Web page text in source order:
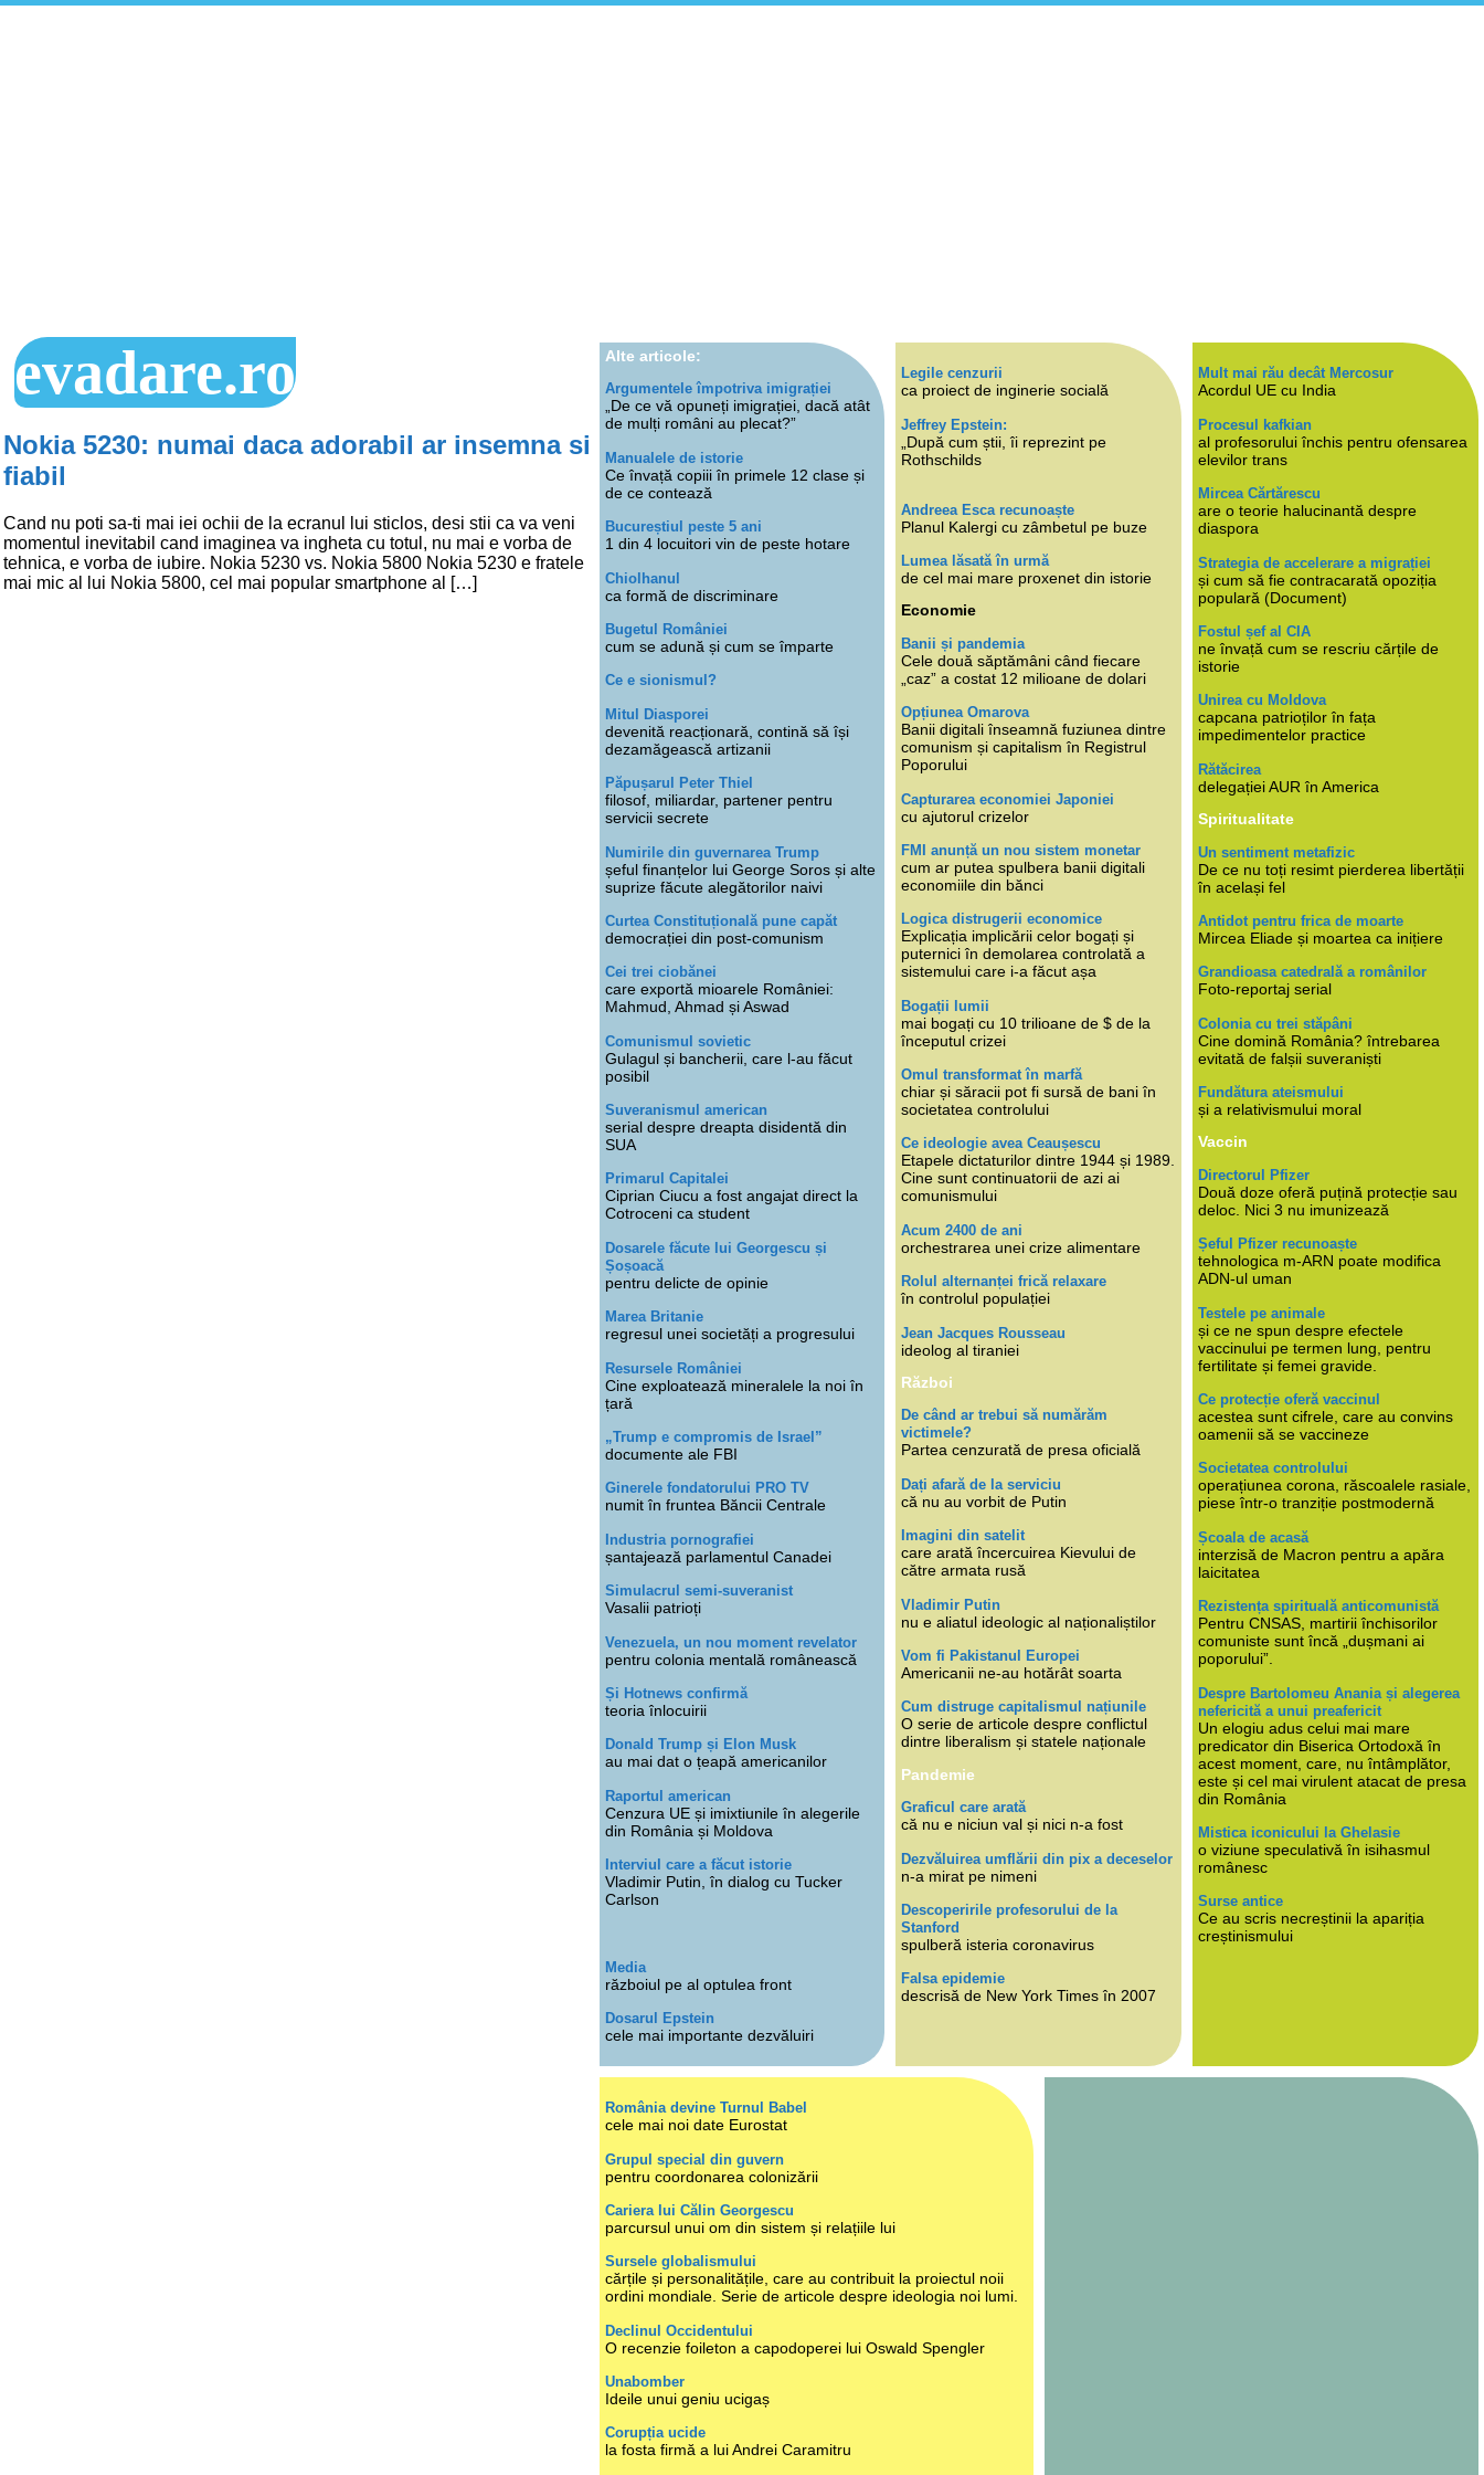
evadare.ro
Nokia 5230: numai daca adorabil ar insemna si
fiabil
Cand nu poti sa-ti mai iei ochii de la ecranul lui sticlos, desi stii ca va veni
momentul inevitabil cand imaginea va ingheta cu totul, nu mai e vorba de
tehnica, e vorba de iubire. Nokia 5230 vs. Nokia 5800 Nokia 5230 e fratele
mai mic al lui Nokia 5800, cel mai popular smartphone al […]
Alte articole:
Argumentele împotriva imigrației
„De ce vă opuneți imigrației, dacă atât
de mulți români au plecat?”
Manualele de istorie
Ce învață copiii în primele 12 clase și
de ce contează
Bucureștiul peste 5 ani
1 din 4 locuitori vin de peste hotare
Chiolhanul
ca formă de discriminare
Bugetul României
cum se adună și cum se împarte
Ce e sionismul?
Mitul Diasporei
devenită reacționară, contină să își
dezamăgească artizanii
Păpușarul Peter Thiel
filosof, miliardar, partener pentru
servicii secrete
Numirile din guvernarea Trump
șeful finanțelor lui George Soros și alte
suprize făcute alegătorilor naivi
Curtea Constituțională pune capăt
democrației din post-comunism
Cei trei ciobănei
care exportă mioarele României:
Mahmud, Ahmad și Aswad
Comunismul sovietic
Gulagul și bancherii, care l-au făcut
posibil
Suveranismul american
serial despre dreapta disidentă din
SUA
Primarul Capitalei
Ciprian Ciucu a fost angajat direct la
Cotroceni ca student
Dosarele făcute lui Georgescu și
Șoșoacă
pentru delicte de opinie
Marea Britanie
regresul unei societăți a progresului
Resursele României
Cine exploatează mineralele la noi în
țară
„Trump e compromis de Israel”
documente ale FBI
Ginerele fondatorului PRO TV
numit în fruntea Băncii Centrale
Industria pornografiei
șantajează parlamentul Canadei
Simulacrul semi-suveranist
Vasalii patrioți
Venezuela, un nou moment revelator
pentru colonia mentală românească
Și Hotnews confirmă
teoria înlocuirii
Donald Trump și Elon Musk
au mai dat o țeapă americanilor
Raportul american
Cenzura UE și imixtiunile în alegerile
din România și Moldova
Interviul care a făcut istorie
Vladimir Putin, în dialog cu Tucker
Carlson
Media
războiul pe al optulea front
Dosarul Epstein
cele mai importante dezvăluiri
Legile cenzurii
ca proiect de inginerie socială
Jeffrey Epstein:
„După cum știi, îi reprezint pe
Rothschilds
Andreea Esca recunoaște
Planul Kalergi cu zâmbetul pe buze
Lumea lăsată în urmă
de cel mai mare proxenet din istorie
Economie
Banii și pandemia
Cele două săptămâni când fiecare
„caz” a costat 12 milioane de dolari
Opțiunea Omarova
Banii digitali înseamnă fuziunea dintre
comunism și capitalism în Registrul
Poporului
Capturarea economiei Japoniei
cu ajutorul crizelor
FMI anunță un nou sistem monetar
cum ar putea spulbera banii digitali
economiile din bănci
Logica distrugerii economice
Explicația implicării celor bogați și
puternici în demolarea controlată a
sistemului care i-a făcut așa
Bogații lumii
mai bogați cu 10 trilioane de $ de la
începutul crizei
Omul transformat în marfă
chiar și săracii pot fi sursă de bani în
societatea controlului
Ce ideologie avea Ceaușescu
Etapele dictaturilor dintre 1944 și 1989.
Cine sunt continuatorii de azi ai
comunismului
Acum 2400 de ani
orchestrarea unei crize alimentare
Rolul alternanței frică relaxare
în controlul populației
Jean Jacques Rousseau
ideolog al tiraniei
Război
De când ar trebui să numărăm
victimele?
Partea cenzurată de presa oficială
Dați afară de la serviciu
că nu au vorbit de Putin
Imagini din satelit
care arată încercuirea Kievului de
către armata rusă
Vladimir Putin
nu e aliatul ideologic al naționaliștilor
Vom fi Pakistanul Europei
Americanii ne-au hotărât soarta
Cum distruge capitalismul națiunile
O serie de articole despre conflictul
dintre liberalism și statele naționale
Pandemie
Graficul care arată
că nu e niciun val și nici n-a fost
Dezvăluirea umflării din pix a deceselor
n-a mirat pe nimeni
Descoperirile profesorului de la
Stanford
spulberă isteria coronavirus
Falsa epidemie
descrisă de New York Times în 2007
Mult mai rău decât Mercosur
Acordul UE cu India
Procesul kafkian
al profesorului închis pentru ofensarea
elevilor trans
Mircea Cărtărescu
are o teorie halucinantă despre
diaspora
Strategia de accelerare a migrației
și cum să fie contracarată opoziția
populară (Document)
Fostul șef al CIA
ne învață cum se rescriu cărțile de
istorie
Unirea cu Moldova
capcana patrioților în fața
impedimentelor practice
Rătăcirea
delegației AUR în America
Spiritualitate
Un sentiment metafizic
De ce nu toți resimt pierderea libertății
în același fel
Antidot pentru frica de moarte
Mircea Eliade și moartea ca inițiere
Grandioasa catedrală a românilor
Foto-reportaj serial
Colonia cu trei stăpâni
Cine domină România? întrebarea
evitată de falșii suveraniști
Fundătura ateismului
și a relativismului moral
Vaccin
Directorul Pfizer
Două doze oferă puțină protecție sau
deloc. Nici 3 nu imunizează
Șeful Pfizer recunoaște
tehnologica m-ARN poate modifica
ADN-ul uman
Testele pe animale
și ce ne spun despre efectele
vaccinului pe termen lung, pentru
fertilitate și femei gravide.
Ce protecție oferă vaccinul
acestea sunt cifrele, care au convins
oamenii să se vaccineze
Societatea controlului
operațiunea corona, răscoalele rasiale,
piese într-o tranziție postmodernă
Școala de acasă
interzisă de Macron pentru a apăra
laicitatea
Rezistența spirituală anticomunistă
Pentru CNSAS, martirii închisorilor
comuniste sunt încă „dușmani ai
poporului”.
Despre Bartolomeu Anania și alegerea
nefericită a unui preafericit
Un elogiu adus celui mai mare
predicator din Biserica Ortodoxă în
acest moment, care, nu întâmplător,
este și cel mai virulent atacat de presa
din România
Mistica iconicului la Ghelasie
o viziune speculativă în isihasmul
românesc
Surse antice
Ce au scris necreștinii la apariția
creștinismului
România devine Turnul Babel
cele mai noi date Eurostat
Grupul special din guvern
pentru coordonarea colonizării
Cariera lui Călin Georgescu
parcursul unui om din sistem și relațiile lui
Sursele globalismului
cărțile și personalitățile, care au contribuit la proiectul noii
ordini mondiale. Serie de articole despre ideologia noi lumi.
Declinul Occidentului
O recenzie foileton a capodoperei lui Oswald Spengler
Unabomber
Ideile unui geniu ucigaș
Corupția ucide
la fosta firmă a lui Andrei Caramitru